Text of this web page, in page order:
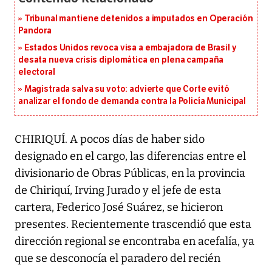
Tribunal mantiene detenidos a imputados en Operación
Pandora
Estados Unidos revoca visa a embajadora de Brasil y
desata nueva crisis diplomática en plena campaña
electoral
Magistrada salva su voto: advierte que Corte evitó
analizar el fondo de demanda contra la Policía Municipal
CHIRIQUÍ. A pocos días de haber sido
designado en el cargo, las diferencias entre el
divisionario de Obras Públicas, en la provincia
de Chiriquí, Irving Jurado y el jefe de esta
cartera, Federico José Suárez, se hicieron
presentes. Recientemente trascendió que esta
dirección regional se encontraba en acefalía, ya
que se desconocía el paradero del recién